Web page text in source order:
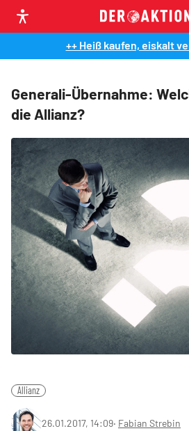
++ Heiß kaufen, eiskalt
Generali-Übernahme:
die Allianz?
Allianz
26.01.2017, 14:09‧ Fabian Strebin